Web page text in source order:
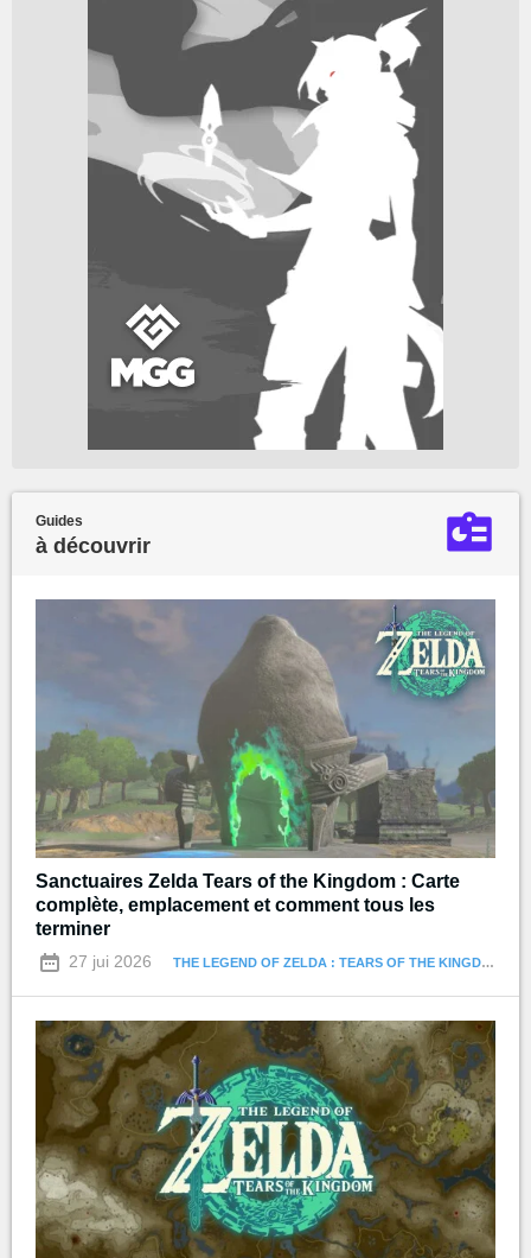
Guides
à découvrir
Sanctuaires Zelda Tears of the Kingdom : Carte
complète, emplacement et comment tous les
terminer
27 jui 2026 THE LEGEND OF ZELDA : TEARS OF THE KINGDOM